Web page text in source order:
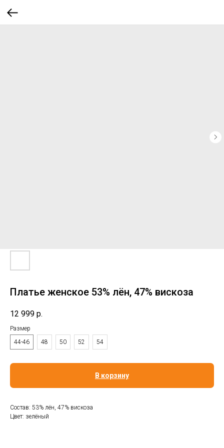
Платье женское 53% лён, 47% вискоза
12 999 р.
Размер
44-46
48 50 52 54
В корзину
Состав: 53% лён, 47% вискоза
Цвет: зелёный